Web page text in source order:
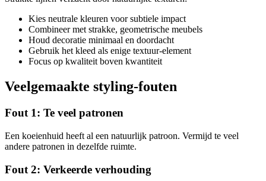
Kies neutrale kleuren voor subtiele impact
Combineer met strakke, geometrische meubels
Houd decoratie minimaal en doordacht
Gebruik het kleed als enige textuur-element
Focus op kwaliteit boven kwantiteit
Veelgemaakte styling-fouten
Fout 1: Te veel patronen
Een koeienhuid heeft al een natuurlijk patroon. Vermijd te veel
andere patronen in dezelfde ruimte.
Fout 2: Verkeerde verhouding